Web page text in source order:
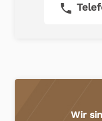
phone
Wir